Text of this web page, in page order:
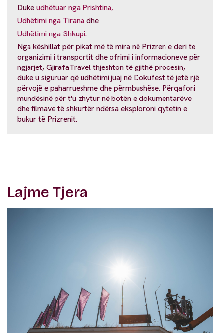
Dukeudhëtuar nga Prishtina,
Udhëtimi nga Tiranadhe
Udhëtimi nga Shkupi.
Nga këshillat për pikat më të mira në Prizren e deri te
organizimi i transportit dhe ofrimi i informacioneve për
ngjarjet, GjirafaTravel thjeshton të gjithë procesin,
duke u siguruar që udhëtimi juaj në Dokufest të jetë një
përvojë e paharrueshme dhe përmbushëse. Përqafoni
mundësinë për t'u zhytur në botën e dokumentarëve
dhe filmave të shkurtër ndërsa eksploroni qytetin e
bukur të Prizrenit.
Lajme Tjera